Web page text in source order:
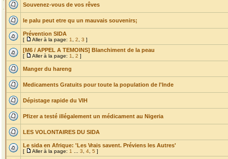
Souvenez-vous de vos rêves
le palu peut etre qu un mauvais souvenirs;
Prévention SIDA
[ Aller à la page: 1 2 3 ]
[M6 / APPEL A TEMOINS] Blanchiment de la peau
[ Aller à la page: 1 2 ]
Manger du hareng
Medicaments Gratuits pour toute la population de l'Inde
Dépistage rapide du VIH
Pfizer a testé illégalement un médicament au Nigeria
LES VOLONTAIRES DU SIDA
Le sida en Afrique: 'Les Vrais savent. Préviens les Autres'
[ Aller à la page: 1 3 4 5 ]